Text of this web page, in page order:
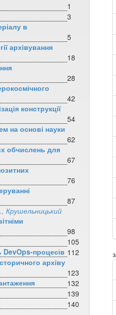
1
3
в
5
архівування
18
28
42
конструкції
54
на основі науки
62
обчислень для
67
76
87
Крушельницький
98
105
DevOps-процесів 112
архіву
123
132
139
140